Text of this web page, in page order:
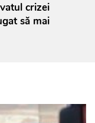
crizei
să mai